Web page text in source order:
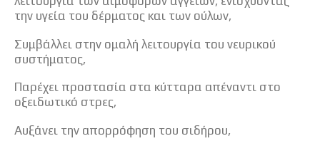
την υγεία του δέρματος και των ούλων,
Συμβάλλει στην ομαλή λειτουργία του νευρικού
συστήματος,
Παρέχει προστασία στα κύτταρα απέναντι στο
οξειδωτικό στρες,
Αυξάνει την απορρόφηση του σιδήρου,